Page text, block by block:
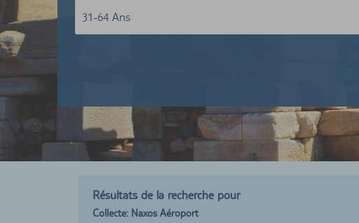
31-64 Ans
Résultats de la recherche pour
Collecte: Naxos Aéroport